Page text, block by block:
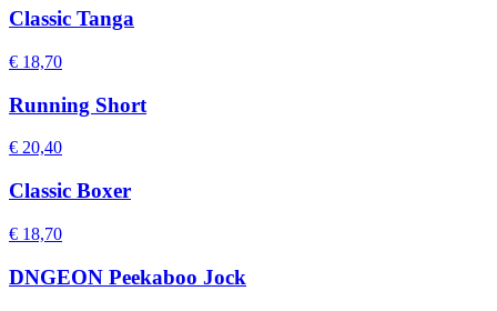
Classic Tanga
€ 18,70
Running Short
€ 20,40
Classic Boxer
€ 18,70
DNGEON Peekaboo Jock